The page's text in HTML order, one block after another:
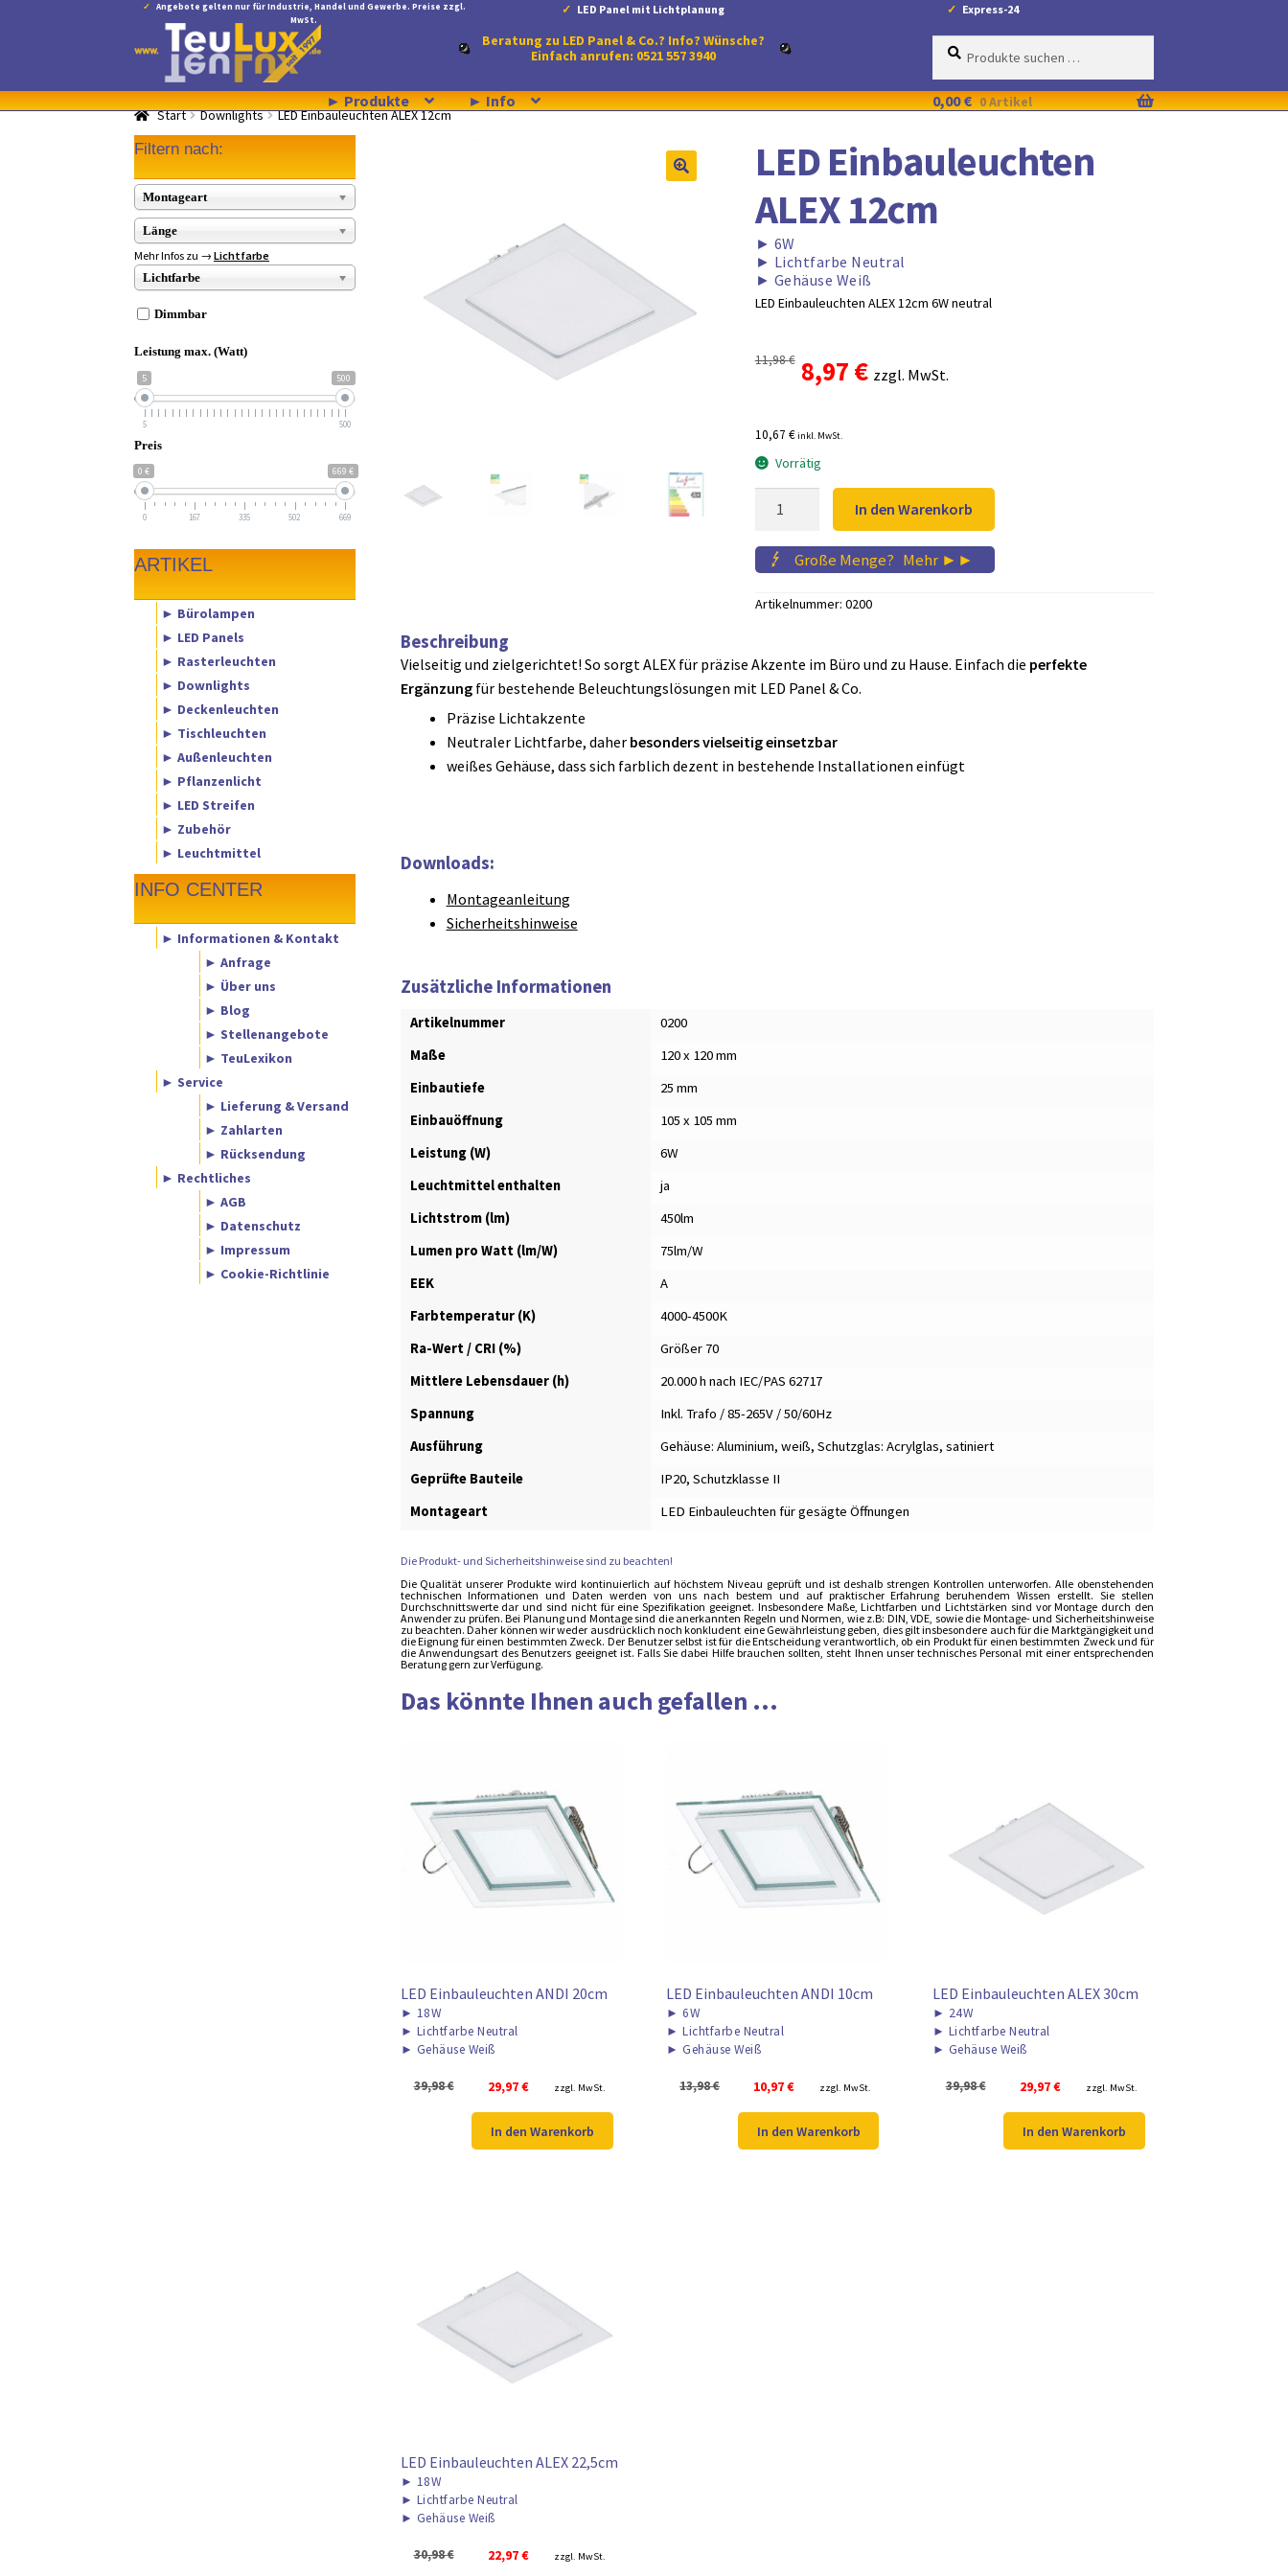
Angebote gelten nur für Industrie, Handel und Gewerbe. Preise zzgl.
MwSt.
LED Panel mit Lichtplanung Express-24
Navigation
springen
Inhalt
springen
Beratung zu LED Panel & Co.? Info? Wünsche?
Einfach anrufen: 0521 557 3940
Suche
Suchen
► Produkte ► Info 0,00€ 0 Artikel
Start Downlights LED Einbauleuchten ALEX 12cm
LED Einbauleuchten
ALEX 12cm
► 6W
► Lichtfarbe Neutral
► Gehäuse Weiß
LED Einbauleuchten ALEX 12cm 6W neutral
11,98€ Ursprünglicher
war:
11,98 €
8,97 €Aktueller
8,97 €.
zzgl. MwSt.
10,67 €inkl. MwSt.
Vorrätig
Einbauleuchten
ALEX
12cm
Menge
In den Warenkorb
Große Menge? Mehr ►►
Artikelnummer: 0200
Beschreibung
Vielseitig und zielgerichtet! So sorgt ALEX für präzise Akzente im Büro und zu Hause. Einfach die perfekte
Ergänzungfür bestehende Beleuchtungslösungen mit LED Panel & Co.
Präzise Lichtakzente
Neutraler Lichtfarbe, daher besonders vielseitig einsetzbar
weißes Gehäuse, dass sich farblich dezent in bestehende Installationen einfügt
Downloads:
Montageanleitung
Sicherheitshinweise
Zusätzliche Informationen
Artikelnummer
0200
Maße
120 x 120 mm
Einbautiefe
25 mm
Einbauöffnung
105 x 105 mm
Leistung (W)
6W
Leuchtmittel enthalten
ja
Lichtstrom (lm)
450lm
Lumen pro Watt (lm/W)
75lm/W
EEK
A
Farbtemperatur (K)
4000-4500K
Ra-Wert / CRI (%)
Größer 70
Mittlere Lebensdauer (h)
20.000 h nach IEC/PAS 62717
Spannung
Inkl. Trafo / 85-265V / 50/60Hz
Ausführung
Gehäuse: Aluminium, weiß, Schutzglas: Acrylglas, satiniert
Geprüfte Bauteile
IP20, Schutzklasse II
Montageart
LED Einbauleuchten für gesägte Öffnungen
Die Produkt- und Sicherheitshinweise sind zu beachten!
Die Qualität unserer Produkte wird kontinuierlich auf höchstem Niveau geprüft und ist deshalb strengen Kontrollen unterworfen. Alle obenstehenden
technischen Informationen und Daten werden von uns nach bestem und auf praktischer Erfahrung beruhendem Wissen erstellt. Sie stellen
Durchschnittswerte dar und sind nicht für eine Spezifikation geeignet. Insbesondere Maße, Lichtfarben und Lichtstärken sind vor Montage durch den
Anwender zu prüfen. Bei Planung und Montage sind die anerkannten Regeln und Normen, wie z.B: DIN, VDE, sowie die Montage- und Sicherheitshinweise
zu beachten. Daher können wir weder ausdrücklich noch konkludent eine Gewährleistung geben, dies gilt insbesondere auch für die Marktgängigkeit und
die Eignung für einen bestimmten Zweck. Der Benutzer selbst ist für die Entscheidung verantwortlich, ob ein Produkt für einen bestimmten Zweck und für
die Anwendungsart des Benutzers geeignet ist. Falls Sie dabei Hilfe brauchen sollten, steht Ihnen unser technisches Personal mit einer entsprechenden
Beratung gern zur Verfügung.
Das könnte Ihnen auch gefallen ...
LED Einbauleuchten ANDI 20cm
► 18W
► Lichtfarbe Neutral
► Gehäuse Weiß
39,98€
Ursprünglicher
war:
39,98 €
29,97€
Aktueller
ist:
29,97 €.
zzgl. MwSt.
In den Warenkorb
LED Einbauleuchten ANDI 10cm
► 6W
► Lichtfarbe Neutral
► Gehäuse Weiß
13,98€
Ursprünglicher
war:
13,98 €
10,97€
Aktueller
ist:
10,97 €.
zzgl. MwSt.
In den Warenkorb
LED Einbauleuchten ALEX 30cm
► 24W
► Lichtfarbe Neutral
► Gehäuse Weiß
39,98€
Ursprünglicher
war:
39,98 €
29,97€
Aktueller
ist:
29,97 €.
zzgl. MwSt.
In den Warenkorb
LED Einbauleuchten ALEX 22,5cm
► 18W
► Lichtfarbe Neutral
► Gehäuse Weiß
30,98€
Ursprünglicher
22,97€
Aktueller
zzgl. MwSt.
Filtern nach:
Montageart
Länge
Mehr Infos zu →Lichtfarbe
Lichtfarbe
Dimmbar
Leistung max. (Watt)
5 500
5 500
Preis
0 € 669 €
0 167 335 502 669
ARTIKEL
► Bürolampen
► LED Panels
► Rasterleuchten
► Downlights
► Deckenleuchten
► Tischleuchten
► Außenleuchten
► Pflanzenlicht
► LED Streifen
► Zubehör
► Leuchtmittel
INFO CENTER
► Informationen & Kontakt
► Anfrage
► Über uns
► Blog
► Stellenangebote
► TeuLexikon
► Service
► Lieferung & Versand
► Zahlarten
► Rücksendung
► Rechtliches
► AGB
► Datenschutz
► Impressum
► Cookie-Richtlinie